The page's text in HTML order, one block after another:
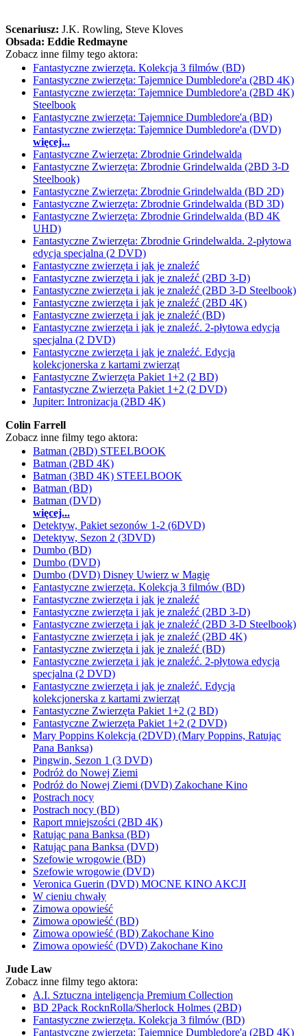
Scenariusz: J.K. Rowling, Steve Kloves
Obsada: Eddie Redmayne
Zobacz inne filmy tego aktora:
Fantastyczne zwierzęta. Kolekcja 3 filmów (BD)
Fantastyczne zwierzęta: Tajemnice Dumbledore'a (2BD 4K)
Fantastyczne zwierzęta: Tajemnice Dumbledore'a (2BD 4K)
Steelbook
Fantastyczne zwierzęta: Tajemnice Dumbledore'a (BD)
Fantastyczne zwierzęta: Tajemnice Dumbledore'a (DVD)
więcej...
Fantastyczne Zwierzęta: Zbrodnie Grindelwalda
Fantastyczne Zwierzęta: Zbrodnie Grindelwalda (2BD 3-D
Steelbook)
Fantastyczne Zwierzęta: Zbrodnie Grindelwalda (BD 2D)
Fantastyczne Zwierzęta: Zbrodnie Grindelwalda (BD 3D)
Fantastyczne Zwierzęta: Zbrodnie Grindelwalda (BD 4K
UHD)
Fantastyczne Zwierzęta: Zbrodnie Grindelwalda. 2-płytowa
edycja specjalna (2 DVD)
Fantastyczne zwierzęta i jak je znaleźć
Fantastyczne zwierzęta i jak je znaleźć (2BD 3-D)
Fantastyczne zwierzęta i jak je znaleźć (2BD 3-D Steelbook)
Fantastyczne zwierzęta i jak je znaleźć (2BD 4K)
Fantastyczne zwierzęta i jak je znaleźć (BD)
Fantastyczne zwierzęta i jak je znaleźć. 2-płytowa edycja
specjalna (2 DVD)
Fantastyczne zwierzęta i jak je znaleźć. Edycja
kolekcjonerska z kartami zwierząt
Fantastyczne Zwierzęta Pakiet 1+2 (2 BD)
Fantastyczne Zwierzęta Pakiet 1+2 (2 DVD)
Jupiter: Intronizacja (2BD 4K)
Colin Farrell
Zobacz inne filmy tego aktora:
Batman (2BD) STEELBOOK
Batman (2BD 4K)
Batman (3BD 4K) STEELBOOK
Batman (BD)
Batman (DVD)
więcej...
Detektyw, Pakiet sezonów 1-2 (6DVD)
Detektyw, Sezon 2 (3DVD)
Dumbo (BD)
Dumbo (DVD)
Dumbo (DVD) Disney Uwierz w Magię
Fantastyczne zwierzęta. Kolekcja 3 filmów (BD)
Fantastyczne zwierzęta i jak je znaleźć
Fantastyczne zwierzęta i jak je znaleźć (2BD 3-D)
Fantastyczne zwierzęta i jak je znaleźć (2BD 3-D Steelbook)
Fantastyczne zwierzęta i jak je znaleźć (2BD 4K)
Fantastyczne zwierzęta i jak je znaleźć (BD)
Fantastyczne zwierzęta i jak je znaleźć. 2-płytowa edycja
specjalna (2 DVD)
Fantastyczne zwierzęta i jak je znaleźć. Edycja
kolekcjonerska z kartami zwierząt
Fantastyczne Zwierzęta Pakiet 1+2 (2 BD)
Fantastyczne Zwierzęta Pakiet 1+2 (2 DVD)
Mary Poppins Kolekcja (2DVD) (Mary Poppins, Ratując
Pana Banksa)
Pingwin, Sezon 1 (3 DVD)
Podróż do Nowej Ziemi
Podróż do Nowej Ziemi (DVD) Zakochane Kino
Postrach nocy
Postrach nocy (BD)
Raport mniejszości (2BD 4K)
Ratując pana Banksa (BD)
Ratując pana Banksa (DVD)
Szefowie wrogowie (BD)
Szefowie wrogowie (DVD)
Veronica Guerin (DVD) MOCNE KINO AKCJI
W cieniu chwały
Zimowa opowieść
Zimowa opowieść (BD)
Zimowa opowieść (BD) Zakochane Kino
Zimowa opowieść (DVD) Zakochane Kino
Jude Law
Zobacz inne filmy tego aktora:
A.I. Sztuczna inteligencja Premium Collection
BD 2Pack RocknRolla/Sherlock Holmes (2BD)
Fantastyczne zwierzęta. Kolekcja 3 filmów (BD)
Fantastyczne zwierzęta: Tajemnice Dumbledore'a (2BD 4K)